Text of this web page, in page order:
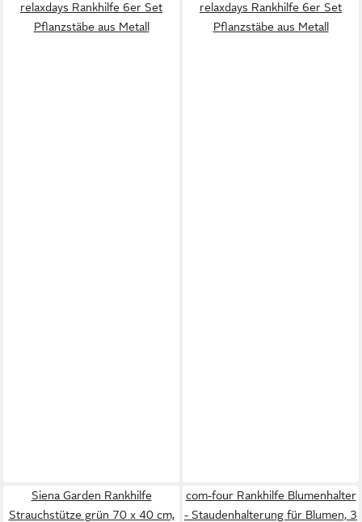
relaxdays Rankhilfe 6er Set
Pflanzstäbe aus Metall
relaxdays Rankhilfe 6er Set
Pflanzstäbe aus Metall
Siena Garden Rankhilfe
Strauchstütze grün 70 x 40 cm,
com-four Rankhilfe Blumenhalter
- Staudenhalterung für Blumen, 3